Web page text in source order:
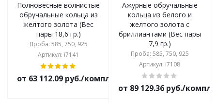
Полновесные волнистые
обручальные кольца из
желтого золота (Вес
пары 18,6 гр.)
Проба: 585, 750, 925
Артикул: i7141
от 63 112.09 руб./комплект
Ажурные обручальные
кольца из белого и
желтого золота с
бриллиантами (Вес пары
7,9 гр.)
Проба: 585, 750, 925
Артикул: i7108
от 89 129.36 руб./